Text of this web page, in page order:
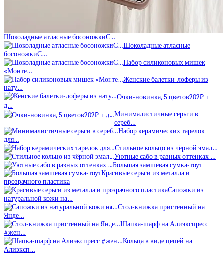
Шоколадные атласные босоножкиС…
Шоколадные атласные
босоножкиС…
Набор силиконовых мишек
«Монте…
Женские балетки-лоферы из
нату…
Очки-новинка, 5 цветов202₽ +
д…
Минималистичные серьги в
сереб…
Набор керамических тарелок
для…
Стильное кольцо из чёрной эмал…
Уютные сабо в разных оттенках …
Большая замшевая сумка-тоут
Красивые серьги из металла и
прозрачного пластика
Сапожки из
натуральной кожи на…
Стол-книжка пристенный на
Янде…
Шапка-шарф на Алиэкспресс
#жен…
Кольца в виде цепей на
Алиэксп…